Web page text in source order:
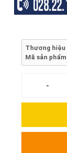
Thương hiệu
Mã sản phẩm